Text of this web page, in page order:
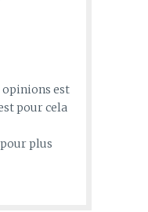
est
pour cela
plus